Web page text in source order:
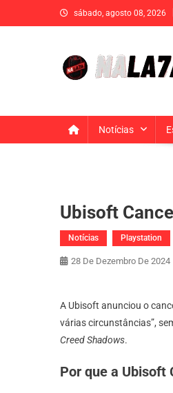
to
sábado, agosto 08, 2026
Notícias
Ubisoft
Notícias Playstation
28 De Dezembro De 2024
A Ubisoft anunciou o
várias circunstâncias”,
Creed Shadows.
Por que a Ubisoft